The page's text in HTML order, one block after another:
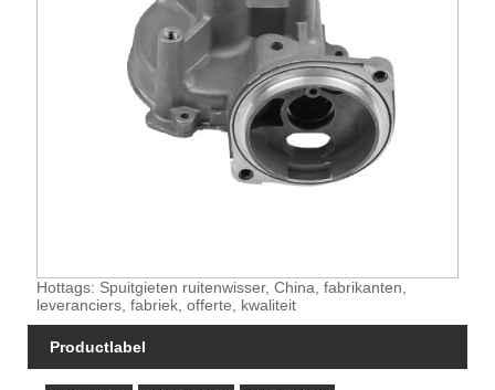
Hottags: Spuitgieten ruitenwisser, China, fabrikanten,
leveranciers, fabriek, offerte, kwaliteit
Productlabel